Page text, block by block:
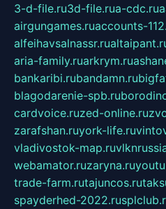
3-d-file.ru3d-file.rua-cdc.ru
airgungames.ruaccounts-
alfeihavsalnassr.ru
aria-family.ruarkrym.ru
bankaribi.rubandamn.ru
blagodarenie-spb.ru
cardvoice.ruzed-online.ru
zarafshan.ruyork-life.ru
vladivostok-map.ru
webamator.ruzaryna.ru
trade-farm.rutajuncos.ru
spayderhed-2022.ru